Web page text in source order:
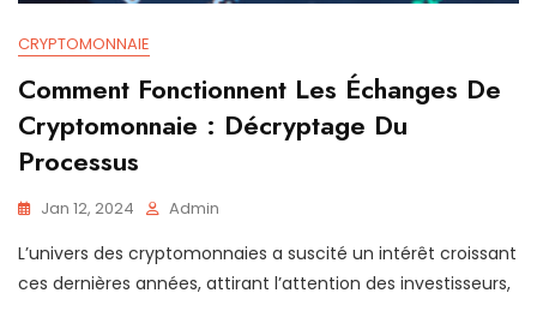
CRYPTOMONNAIE
Comment Fonctionnent Les Échanges De
Cryptomonnaie : Décryptage Du
Processus
Jan 12, 2024 Admin
L’univers des cryptomonnaies a suscité un intérêt croissant
ces dernières années, attirant l’attention des investisseurs,